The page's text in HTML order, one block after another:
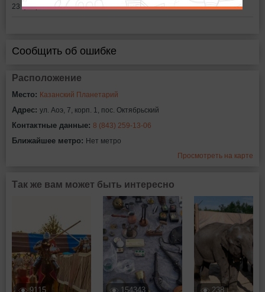
23 февраля в 16:30
Сообщить об ошибке
Расположение
Место: Казанский Планетарий
Адрес: ул. Аоэ, 7, корп. 1, пос. Октябрьский
Контактные данные: 8 (843) 259-13-06
Ближайшее метро: Нет метро
Просмотреть на карте
Так же вам может быть интересно
9115 154343 238